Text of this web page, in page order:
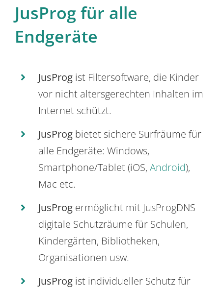
JusProg für alle
Endgeräte
JusProg ist Filtersoftware, die Kinder
vor nicht altersgerechten Inhalten im
Internet schützt.
JusProg bietet sichere Surfräume für
alle Endgeräte: Windows,
Smartphone/Tablet (iOS, Android),
Mac etc.
JusProg ermöglicht mit JusProgDNS
digitale Schutzräume für Schulen,
Kindergärten, Bibliotheken,
Organisationen usw.
JusProg ist individueller Schutz für